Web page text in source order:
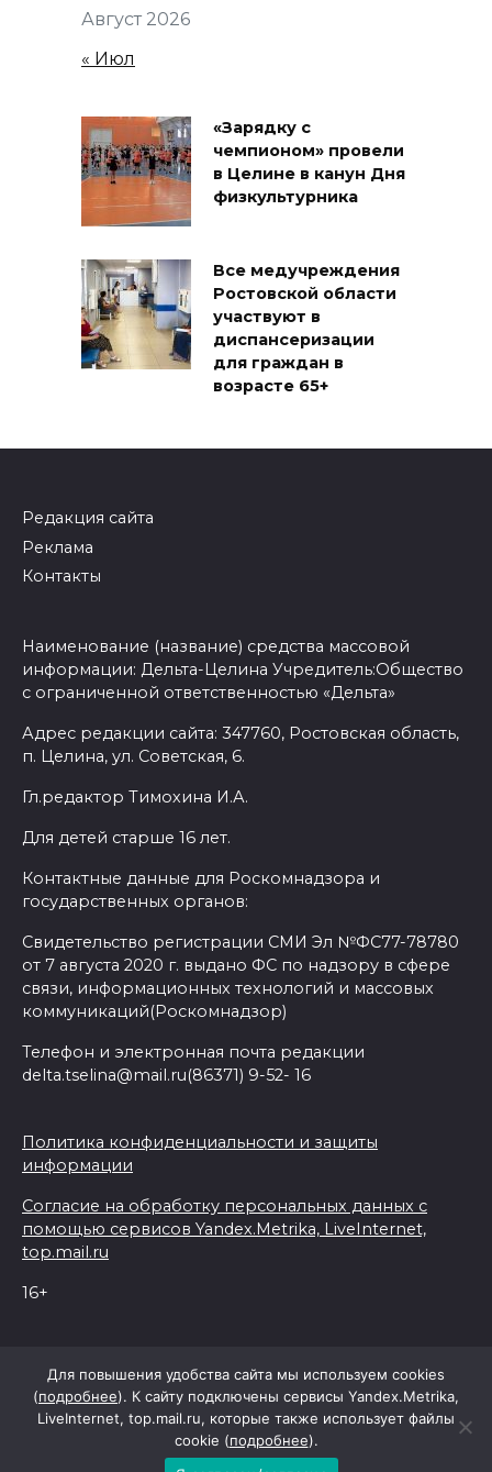
Август 2026
« Июл
«Зарядку с
чемпионом» провели
в Целине в канун Дня
физкультурника
Все медучреждения
Ростовской области
участвуют в
диспансеризации
для граждан в
возрасте 65+
Редакция сайта
Реклама
Контакты
Наименование (название) средства массовой
информации: Дельта-Целина Учредитель:Общество
с ограниченной ответственностью «Дельта»
Адрес редакции сайта: 347760, Ростовская область,
п. Целина, ул. Советская, 6.
Гл.редактор Тимохина И.А.
Для детей старше 16 лет.
Контактные данные для Роскомнадзора и
государственных органов:
Свидетельство регистрации СМИ Эл №ФС77-78780
от 7 августа 2020 г. выдано ФС по надзору в сфере
связи, информационных технологий и массовых
коммуникаций(Роскомнадзор)
Телефон и электронная почта редакции
delta.tselina@mail.ru(86371) 9-52- 16
Политика конфиденциальности и защиты
информации
Согласие на обработку персональных данных с
помощью сервисов Yandex.Metrika, LiveInternet,
top.mail.ru
16+
При поддержке Правительства Ростовской области
Для повышения удобства сайта мы используем cookies
(подробнее). К сайту подключены сервисы Yandex.Metrika,
LiveInternet, top.mail.ru, которые также использует файлы
cookie (подробнее).